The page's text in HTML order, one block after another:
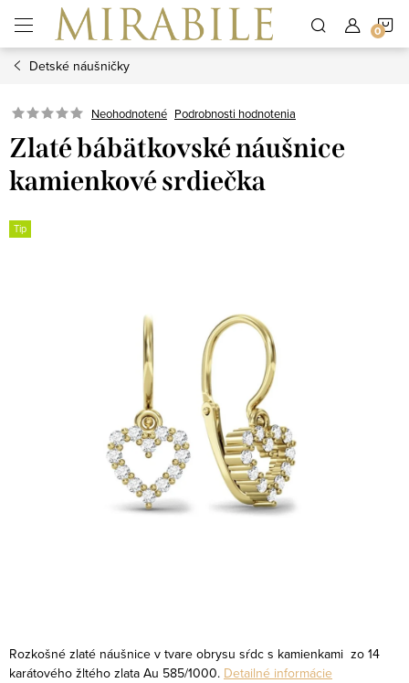
obsah
Detské náušničky
Neohodnotené Podrobnosti hodnotenia
Zlaté bábätkovské náušnice
kamienkové srdiečka
Tip
Rozkošné zlaté náušnice v tvare obrysu sŕdc s kamienkami zo 14
karátového žltého zlata Au 585/1000. Detailné informácie